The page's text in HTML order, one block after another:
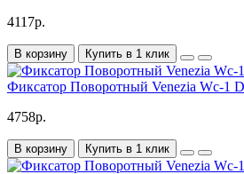
4117р.
В корзину Купить в 1 клик
Фиксатор Поворотный Venezia Wc-1
4758р.
В корзину Купить в 1 клик